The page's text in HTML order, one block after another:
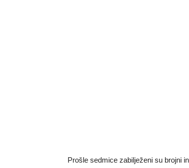
Prošle sedmice zabilježeni su brojni